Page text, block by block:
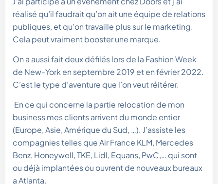
réalisé qu’il faudrait qu’on ait une équipe de relations
publiques, et qu’on travaille plus sur le marketing.
Cela peut vraiment booster une marque.
On a aussi fait deux défilés lors de la Fashion Week
de New-York en septembre 2019 et en février 2022.
C’est le type d’aventure que l’on veut réitérer.
En ce qui concerne la partie relocation de mon
business mes clients arrivent du monde entier
(Europe, Asie, Amérique du Sud, …). J’assiste les
compagnies telles que Air France KLM, Mercedes
Benz, Honeywell, TKE, Lidl, Equans, PwC,… qui sont
ou déjà implantées ou ouvrent de nouveaux bureaux
a Atlanta.